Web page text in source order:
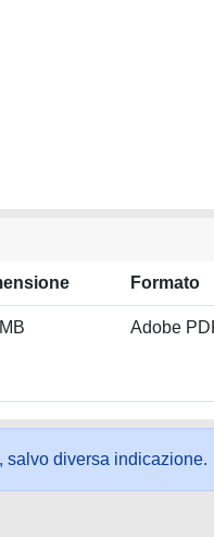
Formato
Adobe
salvo diversa indicazione.